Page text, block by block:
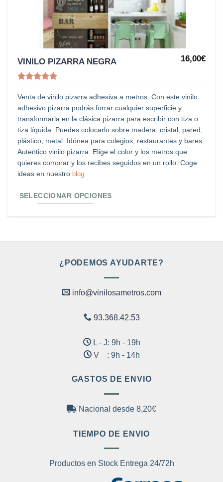
lista de
VINILO PIZARRA NEGRA
con4.91
de 5
16,00€
Venta de vinilo pizarra adhesiva a metros. Con este vinilo
adhesivo pizarra podrás forrar cualquier superficie y
transformarla en la clásica pizarra para escribir con tiza o
tiza líquida. Puedes colocarlo sobre madera, cristal, pared,
plástico, metal. Idónea para colegios, restaurantes y bares.
Autentico vinilo pizarra. Elige el color y los metros que
quieres comprar y los recibes seguidos en un rollo. Coge
ideas en nuestroblog
SELECCIONAR OPCIONES
Este
producto
múltiples
variantes.
Las
opciones
se
pueden
en
¿PODEMOS AYUDARTE?
info@vinilosametros.com
93.368.42.53
L - J: 9h - 19h
V : 9h - 14h
GASTOS DE ENVIO
Nacional desde 8,20€
TIEMPO DE ENVIO
Productos en Stock Entrega 24/72h